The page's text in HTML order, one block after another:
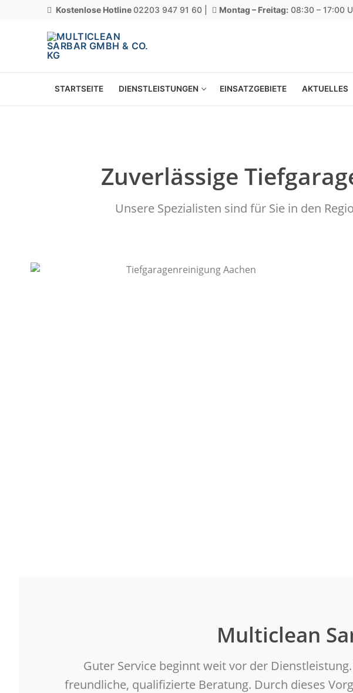
Kostenlose Hotline02203 947 91 60 | Montag – Freitag: 08:30 – 17:00
STARTSEITE DIENSTLEISTUNGEN EINSATZGEBIETE AKTUELLES
Zuverlässige
Unsere Spezialisten sind für Sie in den
Multiclean
Guter Service beginnt weit vor der
freundliche, qualifizierte Beratung. Durch dieses